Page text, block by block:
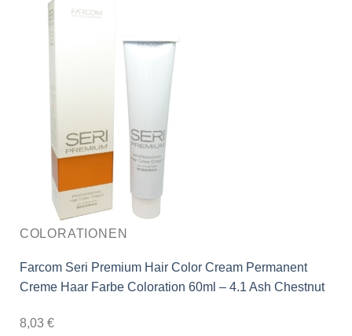
COLORATIONEN
Farcom Seri Premium Hair Color Cream Permanent
Creme Haar Farbe Coloration 60ml – 4.1 Ash Chestnut
8,03 €